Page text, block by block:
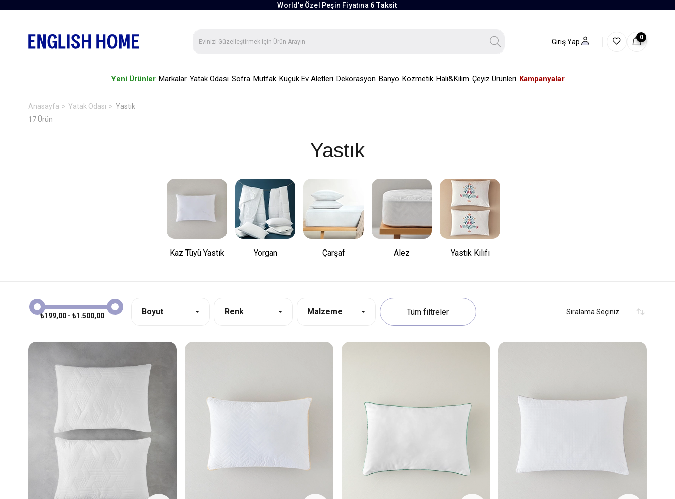
World’e Özel Peşin Fiyatına 6 Taksit
Giriş Yap
0
Yeni Ürünler Markalar Yatak Odası Sofra Mutfak Küçük Ev Aletleri Dekorasyon Banyo Kozmetik Halı&Kilim Çeyiz Ürünleri Kampanyalar
Anasayfa Yatak Odası
Yastık
17 Ürün
Yastık
Kaz Tüyü Yastık Yorgan Çarşaf Alez Yastık Kılıfı
₺199,00 - ₺1.500,00 Boyut Renk Malzeme